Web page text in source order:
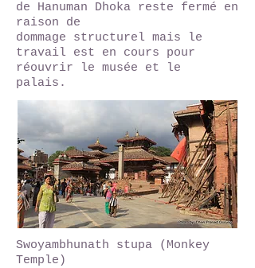
de Hanuman Dhoka reste fermé en
raison de
dommage structurel mais le
travail est en cours pour
réouvrir le musée et le
palais.
Swoyambhunath stupa (Monkey
Temple)